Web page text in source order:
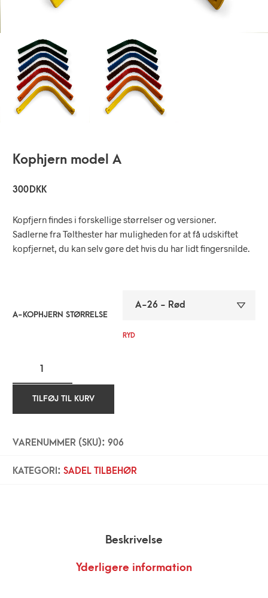
Kophjern model A
300 DKK
Kopfjern findes i forskellige størrelser og versioner.
Sadlerne fra Tølthester har muligheden for at få udskiftet
kopfjernet, du kan selv gøre det hvis du har lidt fingersnilde.
A-KOPHJERN STØRRELSE
RYD
TILFØJ TIL KURV
VARENUMMER (SKU): 906
KATEGORI: SADEL TILBEHØR
Beskrivelse
Yderligere information